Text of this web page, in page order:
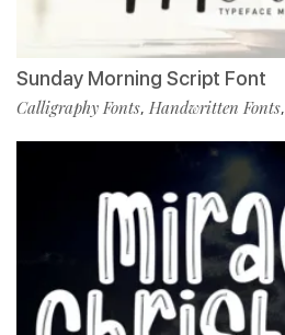
Sunday Morning Script Font
Calligraphy Fonts, Handwritten Fonts,